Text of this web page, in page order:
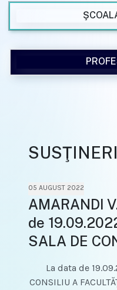
05 AUGUST 2022
AMARANDI
de
SALA DE
La data de
CONSILIU A